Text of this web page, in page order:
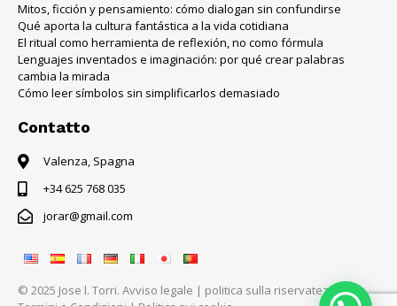
Mitos, ficción y pensamiento: cómo dialogan sin confundirse
Qué aporta la cultura fantástica a la vida cotidiana
El ritual como herramienta de reflexión, no como fórmula
Lenguajes inventados e imaginación: por qué crear palabras
cambia la mirada
Cómo leer símbolos sin simplificarlos demasiado
Contatto
Valenza, Spagna
+34 625 768 035
jorar@gmail.com
© 2025 Jose l. Torri. Avviso legale | politica sulla riservatezza|